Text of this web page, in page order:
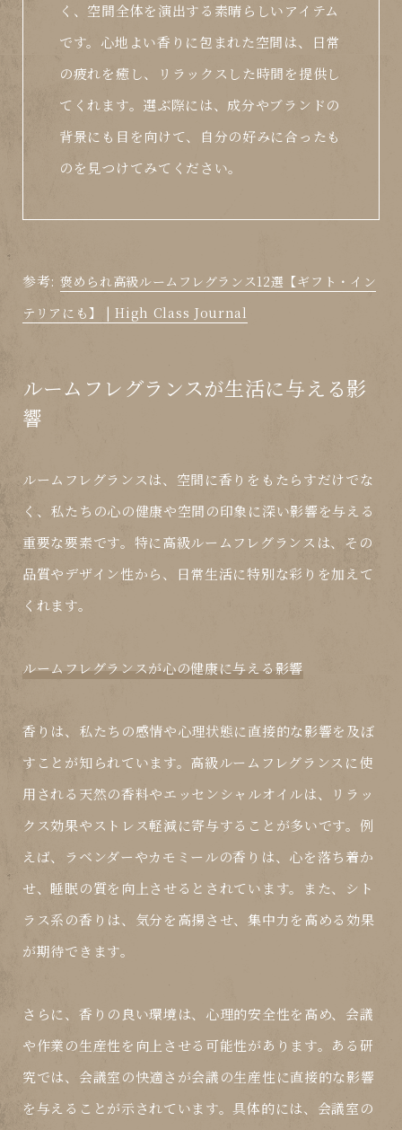
く、空間全体を演出する素晴らしいアイテム
です。心地よい香りに包まれた空間は、日常
の疲れを癒し、リラックスした時間を提供し
てくれます。選ぶ際には、成分やブランドの
背景にも目を向けて、自分の好みに合ったも
のを見つけてみてください。
参考: 褒められ高級ルームフレグランス12選【ギフト・イン
テリアにも】 | High Class Journal
ルームフレグランスが生活に与える影
響
ルームフレグランスは、空間に香りをもたらすだけでな
く、私たちの心の健康や空間の印象に深い影響を与える
重要な要素です。特に高級ルームフレグランスは、その
品質やデザイン性から、日常生活に特別な彩りを加えて
くれます。
ルームフレグランスが心の健康に与える影響
香りは、私たちの感情や心理状態に直接的な影響を及ぼ
すことが知られています。高級ルームフレグランスに使
用される天然の香料やエッセンシャルオイルは、リラッ
クス効果やストレス軽減に寄与することが多いです。例
えば、ラベンダーやカモミールの香りは、心を落ち着か
せ、睡眠の質を向上させるとされています。また、シト
ラス系の香りは、気分を高揚させ、集中力を高める効果
が期待できます。
さらに、香りの良い環境は、心理的安全性を高め、会議
や作業の生産性を向上させる可能性があります。ある研
究では、会議室の快適さが会議の生産性に直接的な影響
を与えることが示されています。具体的には、会議室の